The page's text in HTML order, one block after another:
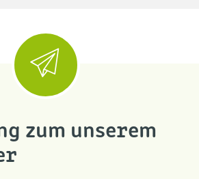
zum unserem